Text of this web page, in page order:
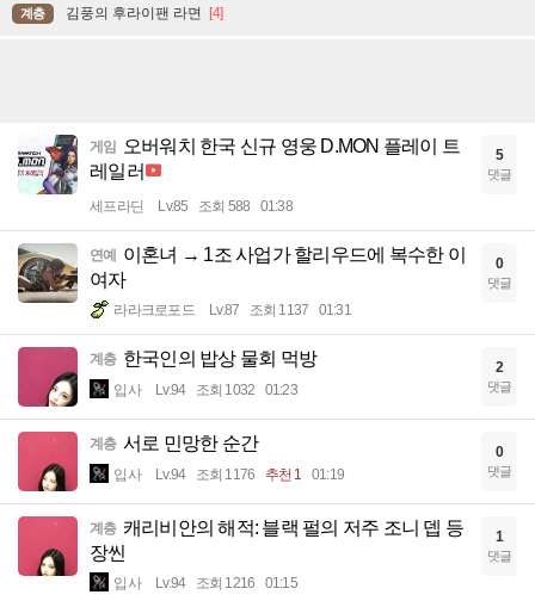
계층 김풍의 후라이팬 라면 [4]
게임 오버워치 한국 신규 영웅 D.MON 플레이 트
레일러
세프라딘 Lv.85 조회 588 01:38
5
댓글
연예 이혼녀 → 1조 사업가 할리우드에 복수한 이
여자
라라크로포드 Lv.87 조회 1137 01:31
0
댓글
계층 한국인의 밥상 물회 먹방
입사 Lv.94 조회 1032 01:23
2
댓글
계층 서로 민망한 순간
입사 Lv.94 조회 1176 추천 1 01:19
0
댓글
계층 캐리비안의 해적: 블랙 펄의 저주 조니 뎁 등
장씬
입사 Lv.94 조회 1216 01:15
1
댓글